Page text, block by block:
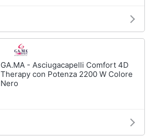
GA.MA - Asciugacapelli Comfort 4D
Therapy con Potenza 2200 W Colore
Nero